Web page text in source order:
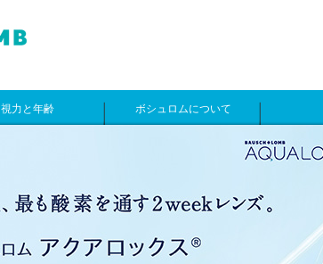
視力と年齢 ボシュロムについて